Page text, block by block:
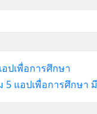
5 แอปเพื่อการศึกษา